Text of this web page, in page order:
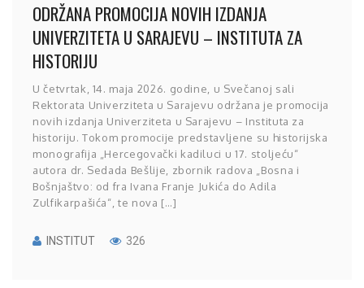
ODRŽANA PROMOCIJA NOVIH IZDANJA
UNIVERZITETA U SARAJEVU – INSTITUTA ZA
HISTORIJU
U četvrtak, 14. maja 2026. godine, u Svečanoj sali
Rektorata Univerziteta u Sarajevu održana je promocija
novih izdanja Univerziteta u Sarajevu – Instituta za
historiju. Tokom promocije predstavljene su historijska
monografija „Hercegovački kadiluci u 17. stoljeću“
autora dr. Sedada Bešlije, zbornik radova „Bosna i
Bošnjaštvo: od fra Ivana Franje Jukića do Adila
Zulfikarpašića“, te nova […]
INSTITUT 326